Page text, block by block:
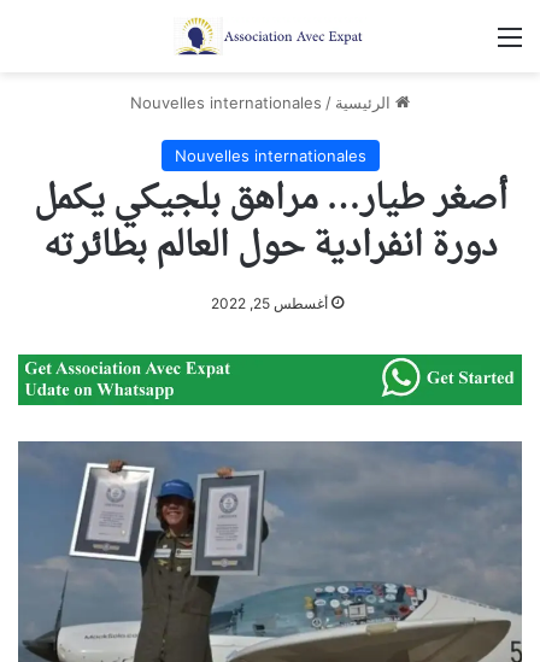
القائمة
الرئيسية /
Nouvelles internationales
Nouvelles internationales
أصغر طيار… مراهق بلجيكي يكمل
دورة انفرادية حول العالم بطائرته
أغسطس 25, 2022